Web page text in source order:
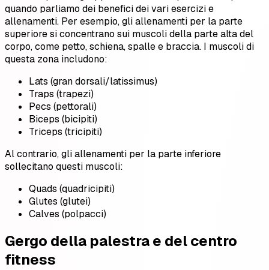
quando parliamo dei benefici dei vari esercizi e
allenamenti. Per esempio, gli allenamenti per la parte
superiore si concentrano sui muscoli della parte alta del
corpo, come petto, schiena, spalle e braccia. I muscoli di
questa zona includono:
Lats (gran dorsali/latissimus)
Traps (trapezi)
Pecs (pettorali)
Biceps (bicipiti)
Triceps (tricipiti)
Al contrario, gli allenamenti per la parte inferiore
sollecitano questi muscoli:
Quads (quadricipiti)
Glutes (glutei)
Calves (polpacci)
Gergo della palestra e del centro
fitness